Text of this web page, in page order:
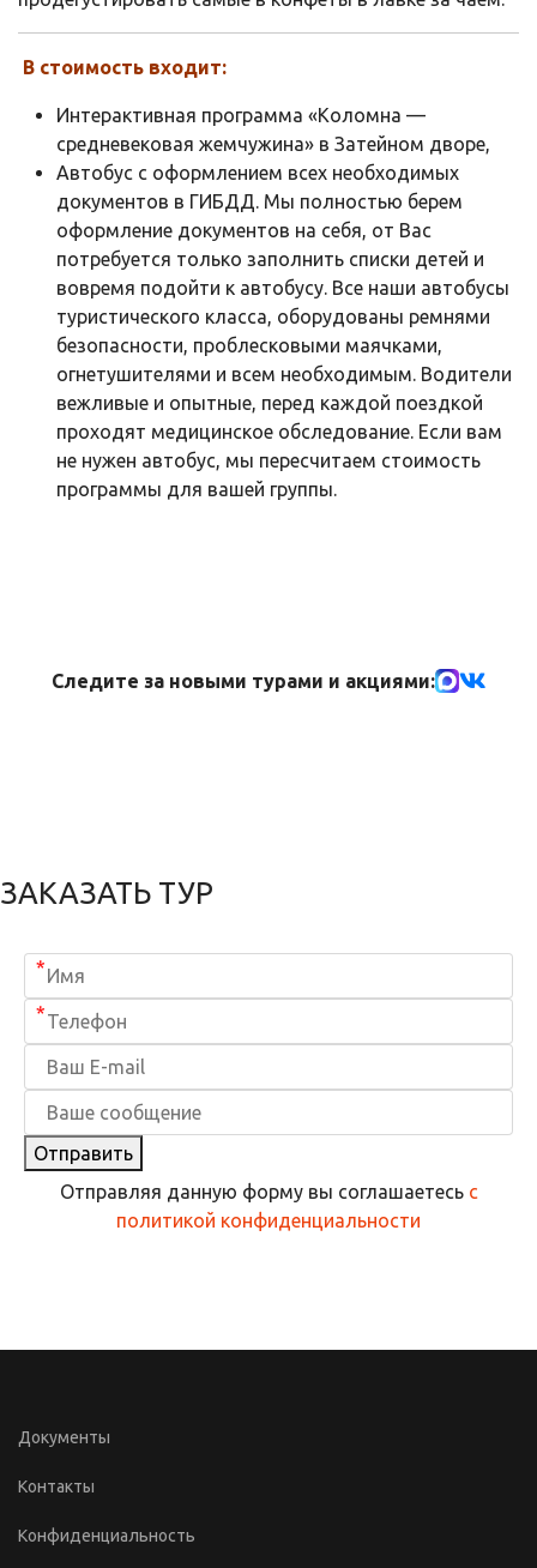
В стоимость входит:
Интерактивная программа «Коломна —
средневековая жемчужина» в Затейном дворе,
Автобус с оформлением всех необходимых
документов в ГИБДД. Мы полностью берем
оформление документов на себя, от Вас
потребуется только заполнить списки детей и
вовремя подойти к автобусу. Все наши автобусы
туристического класса, оборудованы ремнями
безопасности, проблесковыми маячками,
огнетушителями и всем необходимым. Водители
вежливые и опытные, перед каждой поездкой
проходят медицинское обследование. Если вам
не нужен автобус, мы пересчитаем стоимость
программы для вашей группы.
Следите за новыми турами и акциями:
ЗАКАЗАТЬ ТУР
*
*
Отправить
Отправляя данную форму вы соглашаетесь с
политикой конфиденциальности
Документы
Контакты
Конфиденциальность